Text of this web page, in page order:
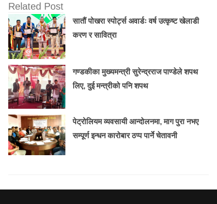
Related Post
सातौं पोखरा स्पोर्ट्स अवार्डः वर्ष उत्कृष्ट खेलाडी
करण र सावित्रा
गण्डकीका मुख्यमन्त्री सुरेन्द्रराज पाण्डेले शपथ
लिए, दुई मन्त्रीको पनि शपथ
पेट्रोलियम व्यवसायी आन्दोलनमा, माग पुरा नभए
सम्पूर्ण इन्धन कारोबार ठप्प पार्ने चेतावनी